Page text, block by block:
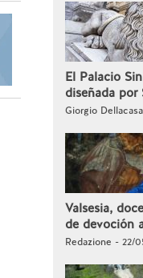
El Palacio
diseñada por
Giorgio
Valsesia,
de devoción
Redazione - 22/